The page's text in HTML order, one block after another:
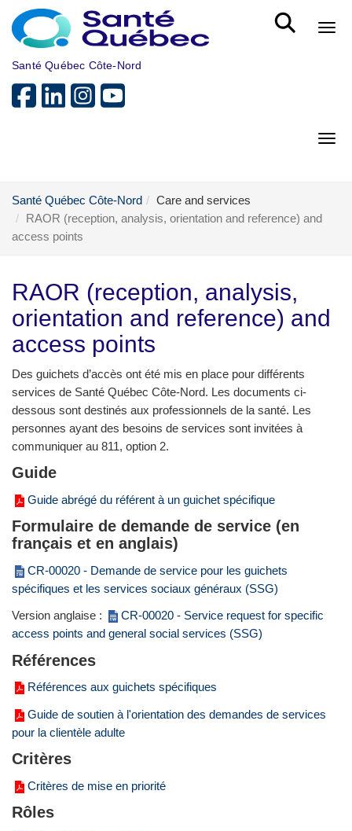
Skip to main content
Santé Québec Côte-Nord
Santé Québec Côte-Nord
Care and services
RAOR (reception, analysis, orientation and reference) and
access points
RAOR (reception, analysis,
orientation and reference) and
access points
Des guichets d’accès ont été mis en place pour différents
services de Santé Québec Côte-Nord. Les documents ci-
dessous sont destinés aux professionnels de la santé. Les
personnes ayant des besoins de services sont invitées à
communiquer au 811, option 2.
Guide
Guide abrégé du référent à un guichet spécifique
Formulaire de demande de service (en
français et en anglais)
CR-00020 - Demande de service pour les guichets
spécifiques et les services sociaux généraux (SSG)
Version anglaise :
CR-00020 - Service request for specific
access points and general social services (SSG)
Références
Références aux guichets spécifiques
Guide de soutien à l'orientation des demandes de services
pour la clientèle adulte
Critères
Critères de mise en priorité
Rôles